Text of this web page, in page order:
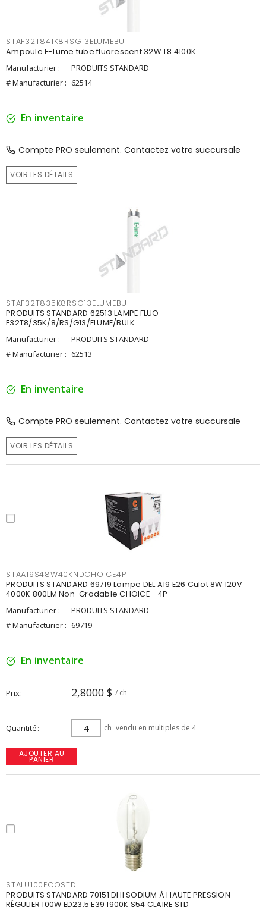
STAF32T841K8RSG13ELUMEBU
Ampoule E-Lume tube fluorescent 32W T8 4100K
Manufacturier :
PRODUITS STANDARD
# Manufacturier : 62514
En inventaire
Compte PRO seulement. Contactez votre succursale
VOIR LES DÉTAILS
STAF32T835K8RSG13ELUMEBU
PRODUITS STANDARD 62513 LAMPE FLUO
F32T8/35K/8/RS/G13/ELUME/BULK
Manufacturier :
PRODUITS STANDARD
# Manufacturier : 62513
En inventaire
Compte PRO seulement. Contactez votre succursale
VOIR LES DÉTAILS
STAA19S48W40KNDCHOICE4P
PRODUITS STANDARD 69719 Lampe DEL A19 E26 Culot 8W 120V
4000K 800LM Non-Gradable CHOICE - 4P
Manufacturier :
PRODUITS STANDARD
# Manufacturier : 69719
En inventaire
Prix 2,8000 $ / ch
Quantité ch vendu en multiples de 4
AJOUTER AU
PANIER
STALU100ECOSTD
PRODUITS STANDARD 70151 DHI SODIUM À HAUTE PRESSION
RÉGULIER 100W ED23.5 E39 1900K S54 CLAIRE STD